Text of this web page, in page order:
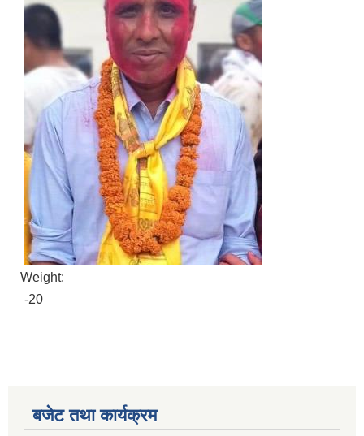
Weight:
-20
बजेट तथा कार्यक्रम